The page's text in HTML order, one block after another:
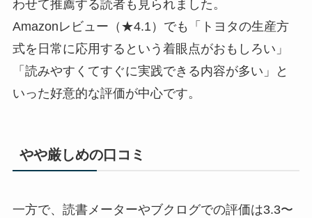
わせて推薦する読者も見られました。
Amazonレビュー（★4.1）でも「トヨタの生産方
式を日常に応用するという着眼点がおもしろい」
「読みやすくてすぐに実践できる内容が多い」と
いった好意的な評価が中心です。
やや厳しめの口コミ
一方で、読書メーターやブクログでの評価は3.3〜